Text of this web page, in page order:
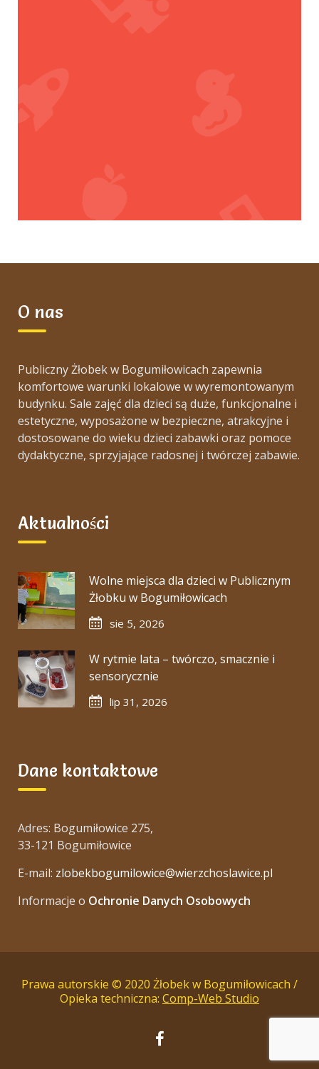
O nas
Publiczny Żłobek w Bogumiłowicach zapewnia
komfortowe warunki lokalowe w wyremontowanym
budynku. Sale zajęć dla dzieci są duże, funkcjonalne i
estetyczne, wyposażone w bezpieczne, atrakcyjne i
dostosowane do wieku dzieci zabawki oraz pomoce
dydaktyczne, sprzyjające radosnej i twórczej zabawie.
Aktualności
Wolne miejsca dla dzieci w Publicznym
Żłobku w Bogumiłowicach
sie 5, 2026
W rytmie lata – twórczo, smacznie i
sensorycznie
lip 31, 2026
Dane kontaktowe
Adres: Bogumiłowice 275,
33-121 Bogumiłowice
E-mail: zlobekbogumilowice@wierzchoslawice.pl
Informacje o Ochronie Danych Osobowych
Prawa autorskie © 2020 Żłobek w Bogumiłowicach /
Opieka techniczna: Comp-Web Studio